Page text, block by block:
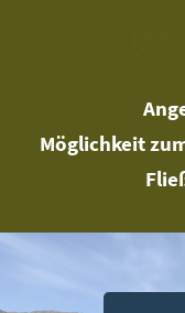
Möglichkeit